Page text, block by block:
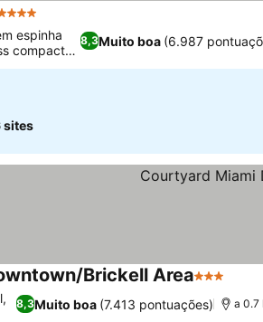
Estrelas
8,3Muito boa (6.987
espinha
compacto
sites
Brickell Area3 Estrelas
8,3Muito boa (7.413 pontuações) a 0.7